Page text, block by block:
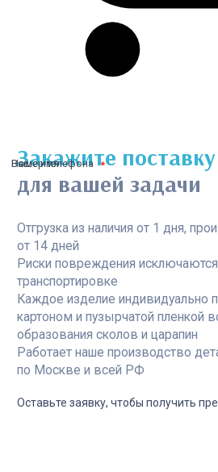
Закажите
для вашей задачи
Отгрузка из наличия от 1 дня,
от 14 дней
Риски повреждения
транспортировке
Каждое изделие индивидуально
картоном и пузырчатой пленкой
образования сколов и царапин
Работает наше производство
по Москве и всей РФ
Оставьте заявку, чтобы получить
Ваше имя
Номер телефона